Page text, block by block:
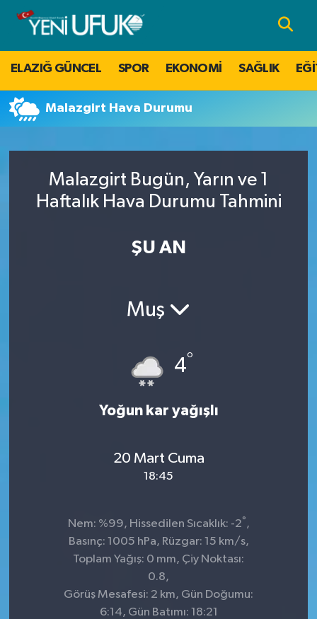
ELAZIĞ GÜNCEL SPOR EKONOMİ SAĞLIK
Malazgirt Hava Durumu
Malazgirt Bugün, Yarın ve 1
Haftalık Hava Durumu Tahmini
ŞU AN
Muş
4°
Yoğun kar yağışlı
20 Mart Cuma
18:45
Nem: %99, Hissedilen Sıcaklık: -2° ,
Basınç: 1005 hPa, Rüzgar: 15 km/s,
Toplam Yağış: 0 mm, Çiy Noktası:
0.8,
Görüş Mesafesi: 2 km, Gün Doğumu:
6:14, Gün Batımı: 18:21
Nöbetçi Eczaneler
Hava Durumu
Namaz Vakitleri
Süper Lig Puan Durumu ve Fikstür